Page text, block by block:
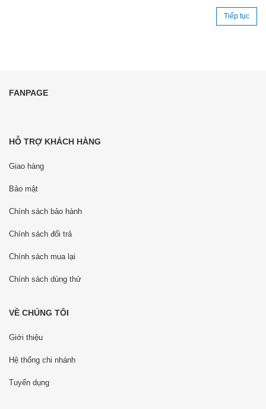
Tiếp tục
FANPAGE
HỖ TRỢ KHÁCH HÀNG
Giao hàng
Bảo mật
Chính sách bảo hành
Chính sách đổi trả
Chính sách mua lại
Chính sách dùng thử
VỀ CHÚNG TÔI
Giới thiệu
Hệ thống chi nhánh
Tuyển dụng